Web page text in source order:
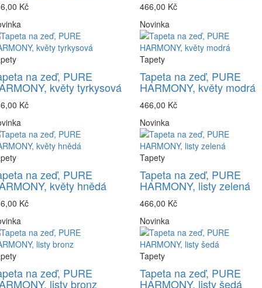
Kč
466,00 Kč
na zeď, PURE
květy tyrkysová
Kč
Novinka
Tapety
Tapeta na zeď, PURE
HARMONY, květy modrá
466,00 Kč
na zeď, PURE
květy hnědá
Kč
Novinka
Tapety
Tapeta na zeď, PURE
HARMONY, listy zelená
466,00 Kč
na zeď, PURE
listy bronz
Novinka
Tapety
Tapeta na zeď, PURE
HARMONY, listy šedá